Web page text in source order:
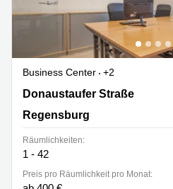
Business Center
+2
Donaustaufer Straße 162,
Donaustaufer Straße
Regensburg
Räumlichkeiten:
1 - 42
Preis pro Räumlichkeit pro Monat: